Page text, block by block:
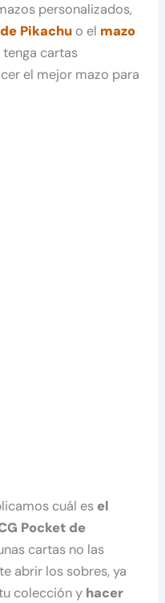
personalizados,
Pikachu o el mazo
tenga cartas
el mejor mazo para
cuál es el
Pocket de
cartas no las
abrir los sobres, ya
colección y hacer